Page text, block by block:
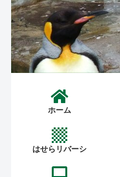
ホーム
はせらリバーシ